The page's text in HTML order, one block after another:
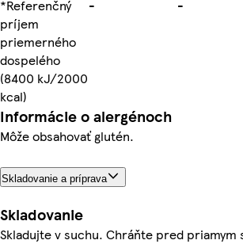
*Referenčný
príjem
priemerného
dospelého
(8400 kJ/2000
kcal)
- -
Informácie o alergénoch
Môže obsahovať glutén.
Skladovanie a príprava
Skladovanie
Skladujte v suchu. Chráňte pred priamym